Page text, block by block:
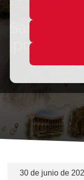
Santo
propone
30 de junio de